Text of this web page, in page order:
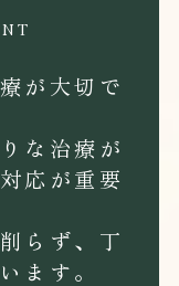
が大切で
な治療が
応が重要
らず、丁
ます。